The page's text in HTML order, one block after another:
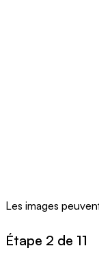
Les images
Étape 2 de 11